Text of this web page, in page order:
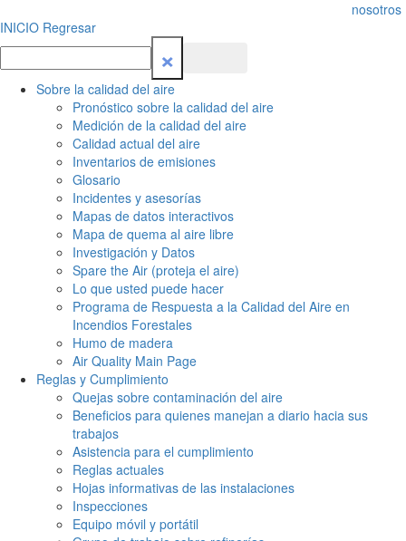
nosotros
INICIO Regresar
×
Sobre la calidad del aire
Pronóstico sobre la calidad del aire
Medición de la calidad del aire
Calidad actual del aire
Inventarios de emisiones
Glosario
Incidentes y asesorías
Mapas de datos interactivos
Mapa de quema al aire libre
Investigación y Datos
Spare the Air (proteja el aire)
Lo que usted puede hacer
Programa de Respuesta a la Calidad del Aire en
Incendios Forestales
Humo de madera
Air Quality Main Page
Reglas y Cumplimiento
Quejas sobre contaminación del aire
Beneficios para quienes manejan a diario hacia sus
trabajos
Asistencia para el cumplimiento
Reglas actuales
Hojas informativas de las instalaciones
Inspecciones
Equipo móvil y portátil